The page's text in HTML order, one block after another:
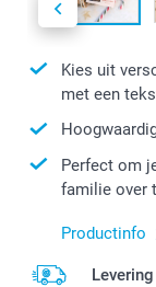
Kies uit
met een
Perfect om
familie over
Productinfo
Levering